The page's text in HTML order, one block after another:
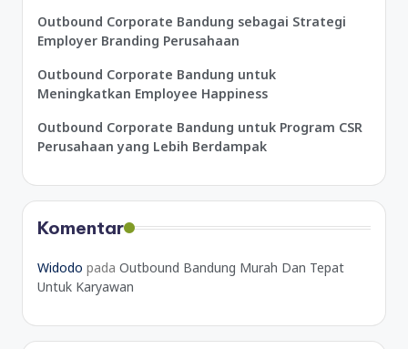
Outbound Corporate Bandung sebagai Strategi
Employer Branding Perusahaan
Outbound Corporate Bandung untuk
Meningkatkan Employee Happiness
Outbound Corporate Bandung untuk Program CSR
Perusahaan yang Lebih Berdampak
Komentar
Widodo pada Outbound Bandung Murah Dan Tepat
Untuk Karyawan